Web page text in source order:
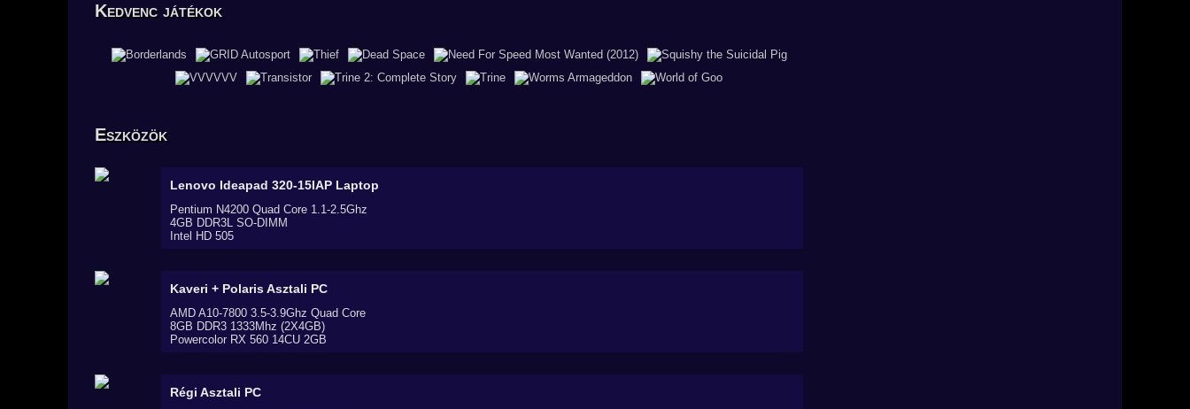
Kedvenc játékok
Eszközök
Lenovo Ideapad 320-15IAP Laptop
Pentium N4200 Quad Core 1.1-2.5Ghz
4GB DDR3L SO-DIMM
Intel HD 505
Kaveri + PolarisAsztali PC
AMD A10-7800 3.5-3.9Ghz Quad Core
8GB DDR3 1333Mhz (2X4GB)
Powercolor RX 560 14CU 2GB
Régi Asztali PC